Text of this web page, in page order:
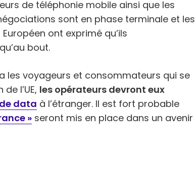
de téléphonie mobile ainsi que les
sont en phase terminale et les
ont exprimé qu’ils
bout.
les voyageurs et consommateurs qui se
l’UE, les opérateurs devront eux
data à l’étranger. Il est fort probable
» seront mis en place dans un avenir